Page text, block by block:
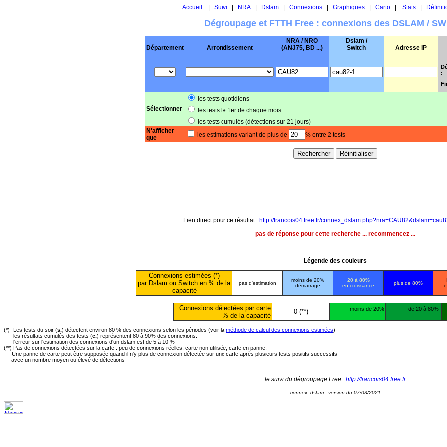
Accueil Suivi NRA| Dslam| Connexions| Graphiques| Carto| Stats|
Dégroupage et FTTH Free : connexions des DSLAM /
Département Arrondissement
NRA / NRO
(ANJ75, BD ...)
Dslam /
Switch
Adresse IP
:
Sélectionner
les tests quotidiens
les tests le 1er de chaque mois
les tests cumulés (détections sur 21 jours)
N'afficher
que
les estimations variant de plus de % entre 2 tests
Lien direct pour ce résultat : http://francois04.free.fr/
pas de réponse pour cette recherche ... recommencez ...
Légende des couleurs
Connexions estimées (*)
par Dslam ou Switch en % de la
capacité
pas d'estimation
moins de 20%
démarrage
20 à 80%
en croissance
plus de 80%
Connexions détectées par carte
% de la capacité
0 (**) moins de 20% de 20 à 80%
(*)- Les tests du soir (s.) détectent environ 80 % des connexions selon les périodes (voir la méthode de calcul des connexions estimées)
- les résultats cumulés des tests (c.) représentent 80 à 90% des connexions.
- l'erreur sur l'estimation des connexions d'un dslam est de 5 à 10 %
(**) Pas de connexions détectées sur la carte : peu de connexions réelles, carte non utilisée, carte en panne.
- Une panne de carte peut être supposée quand il n'y plus de connexion détectée sur une carte après plusieurs tests positifs successifs
avec un nombre moyen ou élevé de détections
le suivi du dégroupage Free : http://francois04.free.fr
connex_dslam - version du 07/03/2021